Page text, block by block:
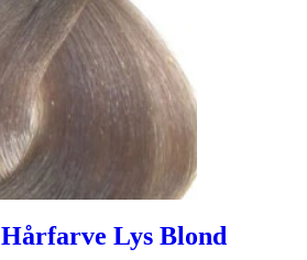
Lys Blond